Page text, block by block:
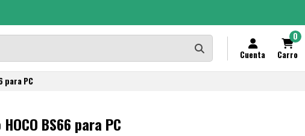
Cuenta
0
Carro
para PC
BS66 para PC